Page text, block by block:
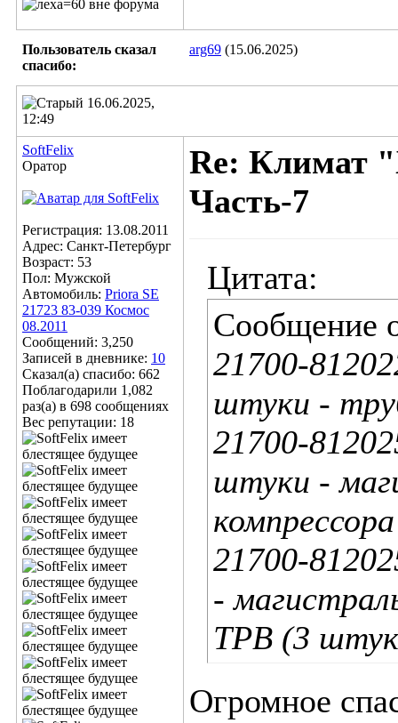
Пользователь сказал
cпасибо:
arg69 (15.06.2025)
16.06.2025,
12:49
SoftFelix
Оратор
Регистрация: 13.08.2011
Адрес: Санкт-Петербург
Возраст: 53
Пол: Мужской
Автомобиль: Priora SE
21723 83-039 Космос
08.2011
Сообщений: 3,250
Записей в дневнике: 10
Сказал(а) спасибо: 662
Поблагодарили 1,082
раз(а) в 698 сообщениях
Вес репутации: 18
Re: Климат
Часть-7
Цитата:
Сообщение
21700-
штуки -
21700-
штуки -
21700-
-
ТРВ (3
Огромное